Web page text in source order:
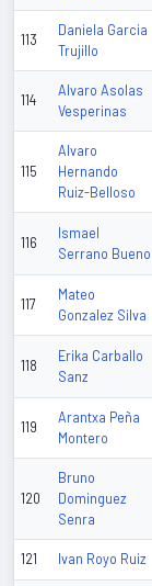
113
Daniela Garcia
Trujillo
114
Alvaro Asolas
Vesperinas
115
Alvaro
Hernando
Ruiz-Belloso
116
Ismael
Serrano Bueno
117
Mateo
Gonzalez Silva
118
Erika Carballo
Sanz
119
Arantxa Peña
Montero
120
Bruno
Dominguez
Senra
121 Ivan Royo Ruiz